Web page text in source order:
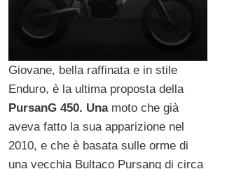
Giovane, bella raffinata e in stile
Enduro, è la ultima proposta della
PursanG 450. Unamoto che già
aveva fatto la sua apparizione nel
2010, e che è basata sulle orme di
una vecchia Bultaco Pursang di circa